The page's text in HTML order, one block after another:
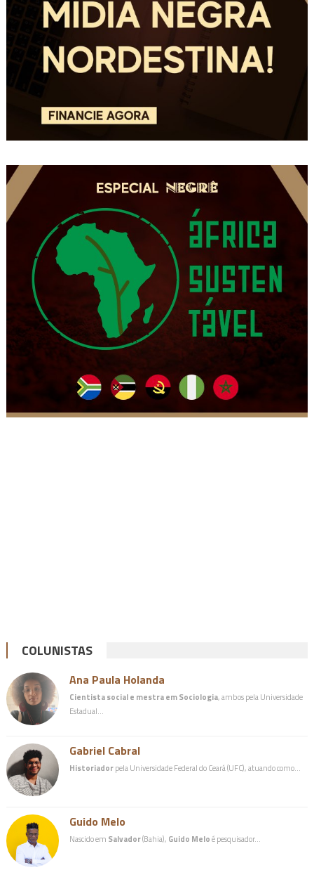
COLUNISTAS
Ana Paula Holanda
Cientista social e mestra em Sociologia, ambos pela Universidade
Estadual…
Gabriel Cabral
Historiadorpela Universidade Federal do Ceará (UFC), atuando como…
Guido Melo
Nascido em Salvador(Bahia), Guido Meloé pesquisador…